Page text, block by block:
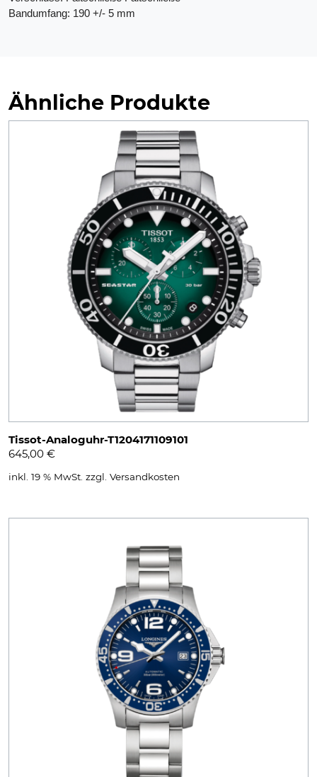
Bandumfang: 190 +/- 5 mm
Ähnliche Produkte
Tissot-Analoguhr-T1204171109101
645,00 €
inkl. 19 % MwSt. zzgl. Versandkosten